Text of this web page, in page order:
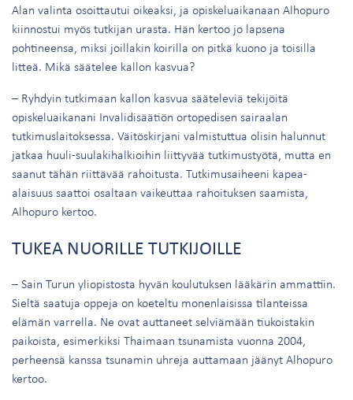
Alan valinta osoittautui oikeaksi, ja opiskeluaikanaan Alhopuro
kiinnostui myös tutkijan urasta. Hän kertoo jo lapsena
pohtineensa, miksi joillakin koirilla on pitkä kuono ja toisilla
litteä. Mikä säätelee kallon kasvua?
– Ryhdyin tutkimaan kallon kasvua sääteleviä tekijöitä
opiskeluaikanani Invalidisäätiön ortopedisen sairaalan
tutkimuslaitoksessa. Väitöskirjani valmistuttua olisin halunnut
jatkaa huuli-suulakihalkioihin liittyvää tutkimustyötä, mutta en
saanut tähän riittävää rahoitusta. Tutkimusaiheeni kapea-
alaisuus saattoi osaltaan vaikeuttaa rahoituksen saamista,
Alhopuro kertoo.
TUKEA NUORILLE TUTKIJOILLE
– Sain Turun yliopistosta hyvän koulutuksen lääkärin ammattiin.
Sieltä saatuja oppeja on koeteltu monenlaisissa tilanteissa
elämän varrella. Ne ovat auttaneet selviämään tiukoistakin
paikoista, esimerkiksi Thaimaan tsunamista vuonna 2004,
perheensä kanssa tsunamin uhreja auttamaan jäänyt Alhopuro
kertoo.